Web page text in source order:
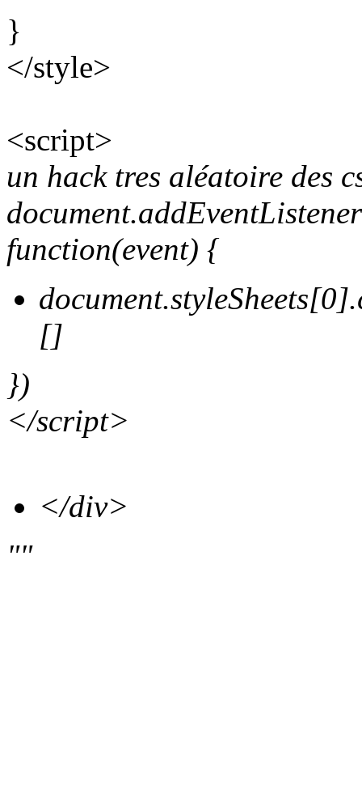
}
</style>
<script>
un hack tres aléatoire des
function(event) {
[]
})
</script>
</div>
""